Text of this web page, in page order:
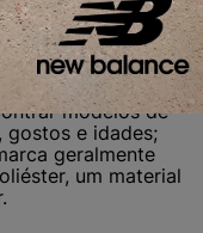
da marca
elásticos
organização
modelos de
gostos e idades;
geralmente
um material